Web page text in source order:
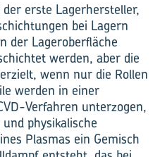
erste Lagerhersteller,
bei Lagern
der Lageroberfläche
werden, aber die
wenn nur die Rollen
werden in einer
Verfahren unterzogen,
physikalische
Plasmas ein Gemisch